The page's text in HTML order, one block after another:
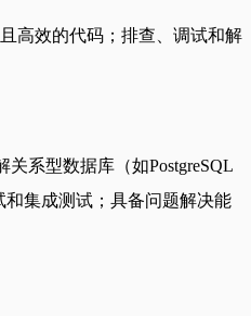
高效的代码；排查、调试和解
系型数据库（如PostgreSQL
和集成测试；具备问题解决能